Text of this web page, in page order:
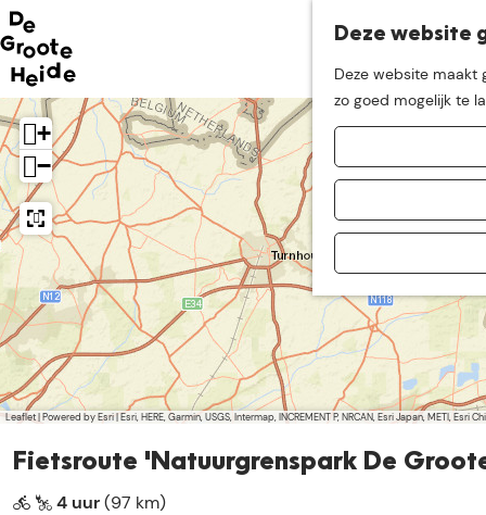
Deze website
Deze website maakt
zo goed mogelijk te
G
a
n
a
a
r
d
h
o
m
p
+
−
Leaflet|Powered by Esri | Esri, HERE, Garmin, USGS, Intermap, INCREMENT P, NRCAN, Esri Japan, METI,
Fietsroute 'Natuurgrenspark De
4 uur(97 km)
Neem me
vandaag
mee op een leuke
ontdekkingstocht in